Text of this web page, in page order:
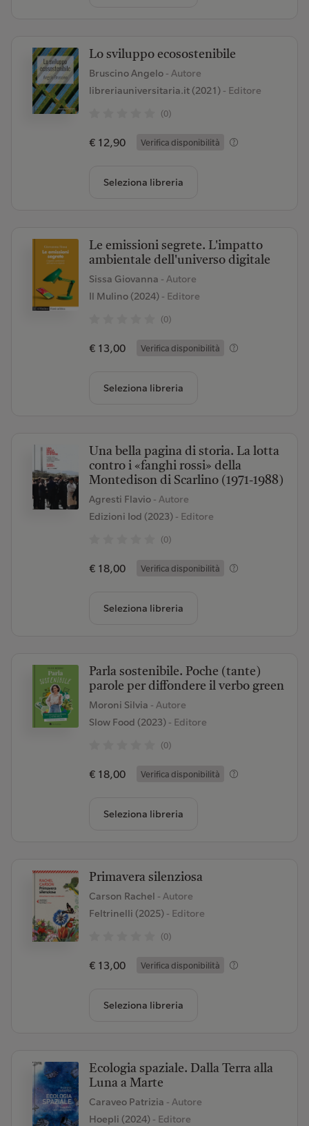
Lo sviluppo ecosostenibile
Bruscino Angelo - Autore
libreriauniversitaria.it (2021)- Editore
(0)
€ 12,90 Verifica disponibilità
Seleziona libreria
Le emissioni segrete. L'impatto
ambientale dell'universo digitale
Sissa Giovanna - Autore
Il Mulino (2024)- Editore
(0)
€ 13,00 Verifica disponibilità
Seleziona libreria
Una bella pagina di storia. La lotta
contro i «fanghi rossi» della
Montedison di Scarlino (1971-1988)
Agresti Flavio - Autore
Edizioni Iod (2023)- Editore
(0)
€ 18,00 Verifica disponibilità
Seleziona libreria
Parla sostenibile. Poche (tante)
parole per diffondere il verbo green
Moroni Silvia - Autore
Slow Food (2023)- Editore
(0)
€ 18,00 Verifica disponibilità
Seleziona libreria
Primavera silenziosa
Carson Rachel - Autore
Feltrinelli (2025)- Editore
(0)
€ 13,00 Verifica disponibilità
Seleziona libreria
Ecologia spaziale. Dalla Terra alla
Luna a Marte
Caraveo Patrizia - Autore
Hoepli (2024)- Editore